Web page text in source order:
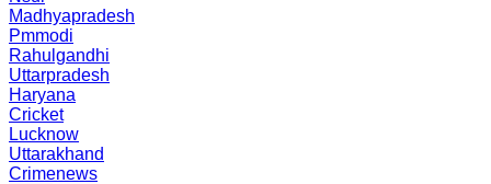
Madhyapradesh
Pmmodi
Rahulgandhi
Uttarpradesh
Haryana
Cricket
Lucknow
Uttarakhand
Crimenews